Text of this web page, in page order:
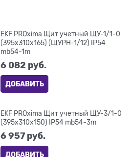
EKF PROxima Щит учетный ЩУ-1/1-0
(395x310x165) (ЩУРН-1/12) IP54
mb54-1m
6 082 руб.
ДОБАВИТЬ
EKF PROxima Щит учетный ЩУ-3/1-0
(395x310x150) IP54 mb54-3m
6 957 руб.
ДОБАВИТЬ